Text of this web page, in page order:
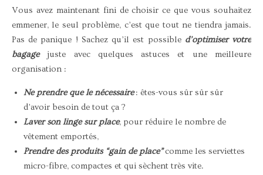
Vous avez maintenant fini de choisir ce que vous souhaitez
emmener, le seul problème, c’est que tout ne tiendra jamais.
Pas de panique ! Sachez qu’il est possible d’optimiser votre
bagagejuste avec quelques astuces et une meilleure
organisation :
Ne prendre que le nécessaire: êtes-vous sûr sûr sûr
d’avoir besoin de tout ça ?
Laver son linge sur place, pour réduire le nombre de
vêtement emportés,
Prendre des produits “gain de place”comme les serviettes
micro-fibre, compactes et qui sèchent très vite.